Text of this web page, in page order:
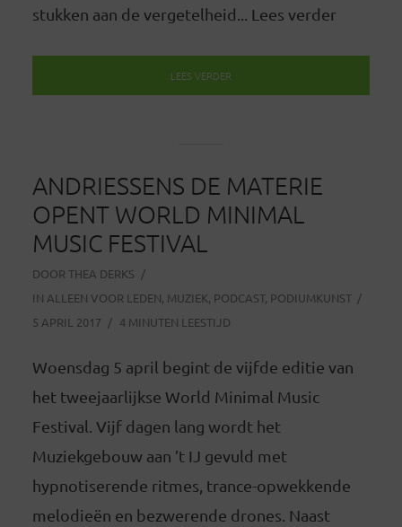
stukken aan de vergetelheid... Lees verder
LEES VERDER
ANDRIESSENS DE MATERIE
OPENT WORLD MINIMAL
MUSIC FESTIVAL
DOOR THEA DERKS
IN ALLEEN VOOR LEDEN, MUZIEK, PODCAST, PODIUMKUNST
5 APRIL 2017
4 MINUTEN LEESTIJD
Woensdag 5 april begint de vijfde editie van
het tweejaarlijkse World Minimal Music
Festival. Vijf dagen lang wordt het
Muziekgebouw aan ’t IJ gevuld met
hypnotiserende ritmes, trance-opwekkende
melodieën en bezwerende drones. Naast